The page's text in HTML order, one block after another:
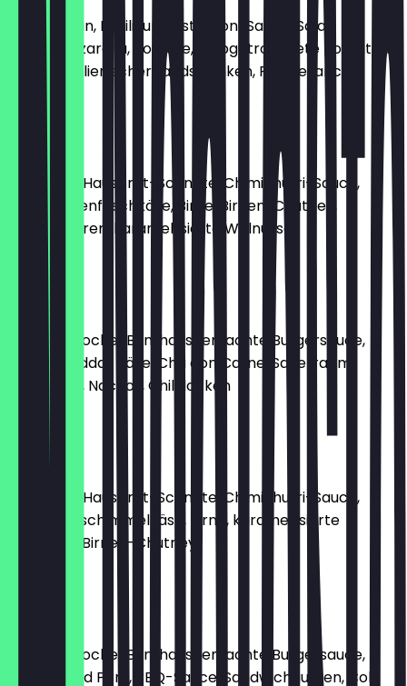
Weizen-Bun, Basilikum-Estragon-Sauce, Salat,
Büffelmozzarella, Tomate, halbgetrocknete Tomaten,
Ricotta, italienischer Landschinken, Parmesanchip
AMALIE
geröstete Hausbrot-Schnitte, Chimichurri-Sauce,
Salat, Ziegenfrischkäse, Birne, Birnen-Chutney,
Preiselbeeren, karamellisierte Walnüsse
12,45 €
Sesam-Brioche-Bun, hausgemachte Burgersauce,
Salat, Cheddar Käse, Chili con Carne, Sauerrahm,
Jalapeños, Nachos, Chiliflocken
MARIE
geröstete Hausbrot-Schnitte, Chimichurri-Sauce,
Salat, Blauschimmelkäse, Birne, karamellisierte
Walnüsse, Birnen-Chutney
Sesam-Brioche-Bun, hausgemachte Burgersauce,
Salat, Pulled Pork, BBQ-Sauce, Sandwichgurken, Cole